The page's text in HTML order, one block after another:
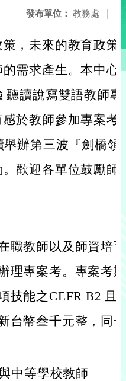
發布單位： 教務處 |
策，未來的教育政策
需求產生。本中心
聽讀說寫雙語教師
於教師參加專案考
舉辦第三波『劍橋
歡迎各單位鼓勵師
職教師以及師資培
理專案考。專案考
技能之CEFR B2 且
台幣叁千元整，同
中等學校教師